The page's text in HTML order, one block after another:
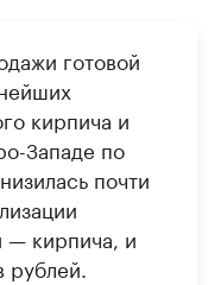
готовой
кирпича и
Западе по
почти
— кирпича, и
рублей.